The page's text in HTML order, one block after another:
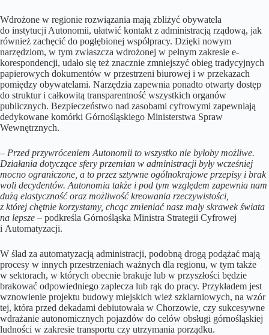
Wdrożone w regionie rozwiązania mają zbliżyć obywatela
do instytucji Autonomii, ułatwić kontakt z administracją rządową, jak
również zachęcić do pogłębionej współpracy. Dzięki nowym
narzędziom, w tym zwłaszcza wdrożonej w pełnym zakresie e-
korespondencji, udało się też znacznie zmniejszyć obieg tradycyjnych
papierowych dokumentów w przestrzeni biurowej i w przekazach
pomiędzy obywatelami. Narzędzia zapewnia ponadto otwarty dostęp
do struktur i całkowitą transparentność wszystkich organów
publicznych. Bezpieczeństwo nad zasobami cyfrowymi zapewniają
dedykowane komórki Górnośląskiego Ministerstwa Spraw
Wewnętrznych.
– Przed przywróceniem Autonomii to wszystko nie byłoby możliwe.
Działania dotyczące sfery przemian w administracji były wcześniej
mocno ograniczone, a to przez sztywne ogólnokrajowe przepisy i brak
woli decydentów. Autonomia także i pod tym względem zapewnia nam
dużą elastyczność oraz możliwość kreowania rzeczywistości,
z której chętnie korzystamy, chcąc zmieniać nasz mały skrawek świata
na lepsze – podkreśla Górnośląska Ministra Strategii Cyfrowej
i Automatyzacji.
W ślad za automatyzacją administracji, podobną drogą podążać mają
procesy w innych przestrzeniach ważnych dla regionu, w tym także
w sektorach, w których obecnie brakuje lub w przyszłości będzie
brakować odpowiedniego zaplecza lub rąk do pracy. Przykładem jest
wznowienie projektu budowy miejskich wież szklarniowych, na wzór
tej, która przed dekadami debiutowała w Chorzowie, czy sukcesywne
wdrażanie autonomicznych pojazdów do celów obsługi górnośląskiej
ludności w zakresie transportu czy utrzymania porządku.